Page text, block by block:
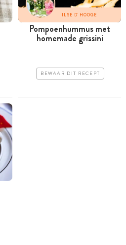
ILSE D'HOOGE
Pompoenhummus met
homemade grissini
BEWAAR DIT RECEPT